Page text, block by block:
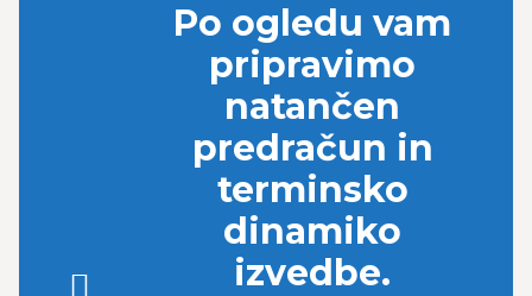
Po ogledu vam
pripravimo
natančen
predračun in
terminsko
dinamiko
izvedbe.